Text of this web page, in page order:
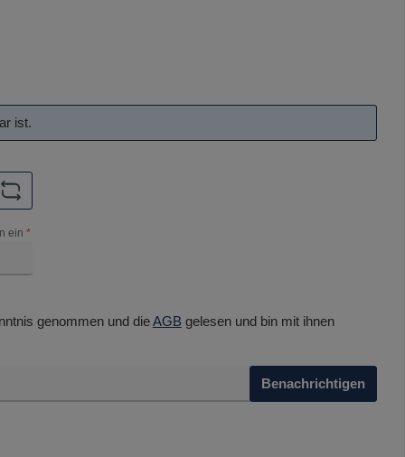
ist.
ein *
genommen und dieAGB gelesen und bin mit ihnen
Benachrichtigen